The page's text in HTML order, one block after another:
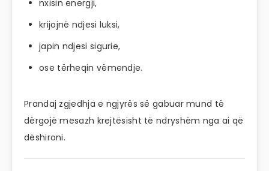
nxisin energji,
krijojnë ndjesi luksi,
japin ndjesi sigurie,
ose tërheqin vëmendje.
Prandaj zgjedhja e ngjyrës së gabuar mund të
dërgojë mesazh krejtësisht të ndryshëm nga ai që
dëshironi.